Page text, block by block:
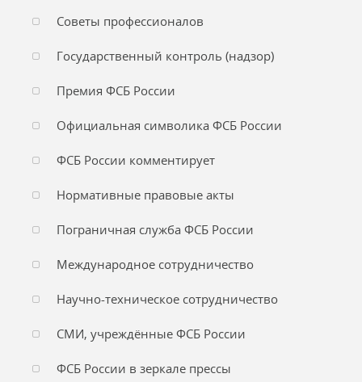
Советы профессионалов
Государственный контроль (надзор)
Премия ФСБ России
Официальная символика ФСБ России
ФСБ России комментирует
Нормативные правовые акты
Пограничная служба ФСБ России
Международное сотрудничество
Научно-техническое сотрудничество
СМИ, учреждённые ФСБ России
ФСБ России в зеркале прессы